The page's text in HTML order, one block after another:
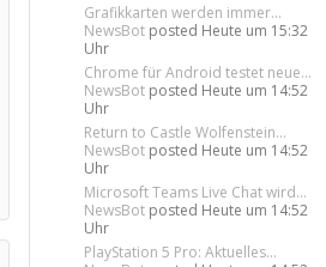
Grafikkarten werden immer...
NewsBot posted Heute um 15:32
Uhr
Chrome für Android testet neue...
NewsBot posted Heute um 14:52
Uhr
Return to Castle Wolfenstein...
NewsBot posted Heute um 14:52
Uhr
Microsoft Teams Live Chat wird...
NewsBot posted Heute um 14:52
Uhr
PlayStation 5 Pro: Aktuelles...